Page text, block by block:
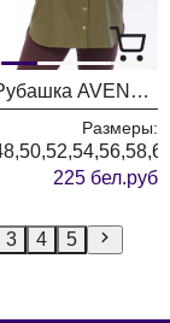
Рубашка AVENUE 0321-3
Размеры:
225 бел.руб
3 4 5